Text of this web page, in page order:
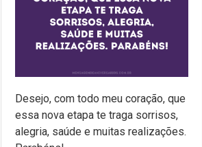
Desejo, com todo meu coração, que
essa nova etapa te traga sorrisos,
alegria, saúde e muitas realizações.